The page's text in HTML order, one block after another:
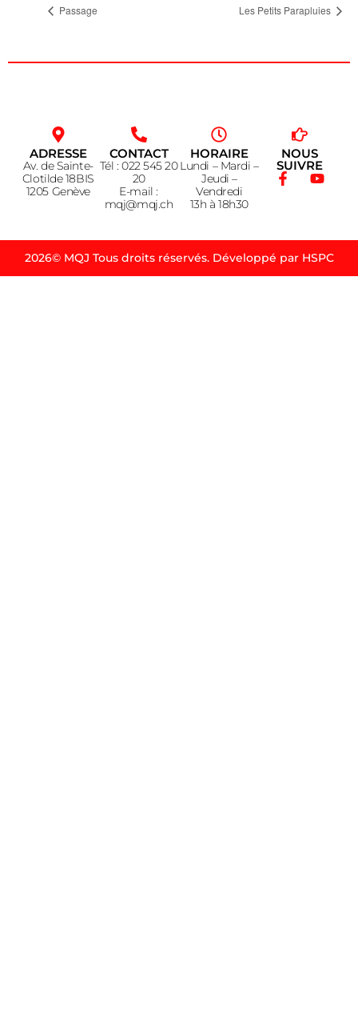
Passage Les Petits Parapluies
ADRESSE
Av. de Sainte-
Clotilde 18BIS
1205 Genève
CONTACT
Tél : 022 545 20
20
E-mail :
mqj@mqj.ch
HORAIRE
Lundi – Mardi –
Jeudi –
Vendredi
13h à 18h30
NOUS
SUIVRE
2026© MQJ Tous droits réservés. Développé par HSPC